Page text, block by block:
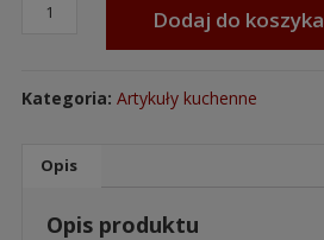
Dodaj do koszyka
Kategoria: Artykuły kuchenne
Opis
Opis produktu